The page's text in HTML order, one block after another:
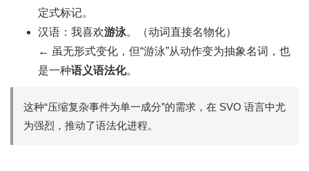
定式标记。
汉语：我喜欢游泳。（动词直接名物化）
← 虽无形式变化，但“游泳”从动作变为抽象名词，也
是一种语义语法化。
这种“压缩复杂事件为单一成分”的需求，在 SVO 语言中尤
为强烈，推动了语法化进程。